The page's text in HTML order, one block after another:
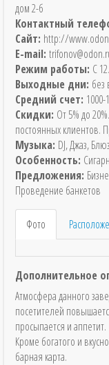
дом 2-б
Контактный
Сайт: http://
E-mail:
Режим работы: С
Выходные дни: без
Средний счет: 1000-
Скидки: От 5% до
постоянных клиентов.
Музыка: DJ, Джаз,
Особенность:
Предложения:
Проведение банкетов
Фото
Дополнительное
Атмосфера данного
посетителей
просыпается и аппетит.
Кроме богатого и
барная карта.